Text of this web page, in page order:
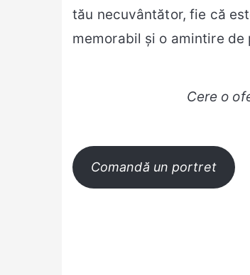
tău necuvântător, fie că
memorabil și o amintire de
Cere o
Comandă un portret